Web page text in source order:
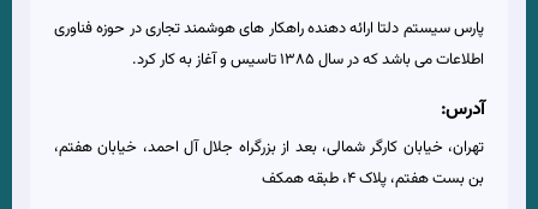
پارس سیستم دلتا ارائه دهنده راهکار های هوشمند تجاری در حوزه فناوری
اطلاعات می باشد که در سال 1385 تاسیس و آغاز به کار کرد.
آدرس:
تهران، خیابان کارگر شمالی، بعد از بزرگراه جلال آل احمد، خیابان هفتم،
بن بست هفتم، پلاک 4، طبقه همکف